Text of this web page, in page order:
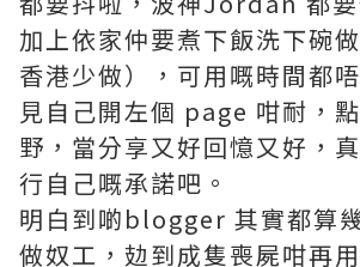
加上依家仲要煮下飯洗下碗
香港少做），可用嘅時間都唔
見自己開左個 page 咁耐，
野，當分享又好回憶又好，
行自己嘅承諾吧。
明白到啲blogger 其實都算
做奴工，攰到成隻喪屍咁再